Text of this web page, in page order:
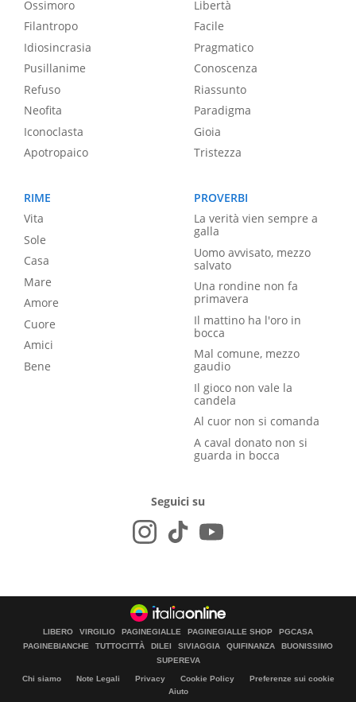
Ossimoro
Filantropo
Idiosincrasia
Pusillanime
Refuso
Neofita
Iconoclasta
Apotropaico
Libertà
Facile
Pragmatico
Conoscenza
Riassunto
Paradigma
Gioia
Tristezza
RIME
Vita
Sole
Casa
Mare
Amore
Cuore
Amici
Bene
PROVERBI
La verità vien sempre a
galla
Uomo avvisato, mezzo
salvato
Una rondine non fa
primavera
Il mattino ha l'oro in
bocca
Mal comune, mezzo
gaudio
Il gioco non vale la
candela
Al cuor non si comanda
A caval donato non si
guarda in bocca
Seguici su
LIBERO VIRGILIO PAGINEGIALLE PAGINEGIALLE SHOP
PGCASA
PAGINEBIANCHE
TUTTOCITTÀ DILEI SIVIAGGIA QUIFINANZA
BUONISSIMO
SUPEREVA
Chi siamo Note Legali Privacy Cookie Policy
Preferenze sui cookie
Aiuto